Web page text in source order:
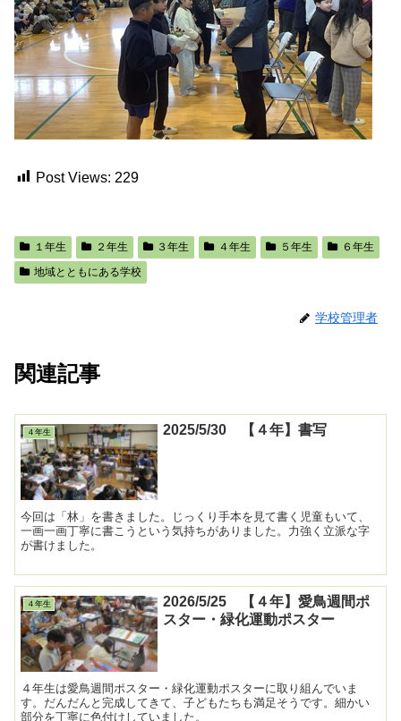
Post Views: 229
１年生 ２年生 ３年生 ４年生 ５年生
６年生
地域とともにある学校
学校管理者
関連記事
４年生 2025/5/30 【４年】書写
今回は「林」を書きました。じっくり手本を見て書く児童もいて、
一画一画丁寧に書こうという気持ちがありました。力強く立派な字
が書けました。
４年生
2026/5/25 【４年】愛鳥週間ポ
スター・緑化運動ポスター
４年生は愛鳥週間ポスター・緑化運動ポスターに取り組んでいま
す。だんだんと完成してきて、子どもたちも満足そうです。細かい
部分を丁寧に色付けしていました。